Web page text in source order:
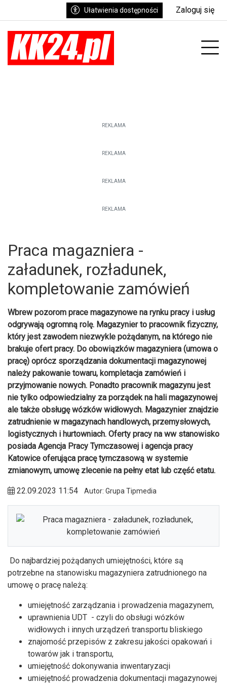
Ułatwienia dostępności Zaloguj się
REKLAMA
REKLAMA
REKLAMA
REKLAMA
Praca magazniera -
załadunek, rozładunek,
kompletowanie zamówień
Wbrew pozorom prace magazynowe na rynku pracy i usług
odgrywają ogromną rolę. Magazynier to pracownik fizyczny,
który jest zawodem niezwykle pożądanym, na którego nie
brakuje ofert pracy. Do obowiązków magazyniera (umowa o
pracę) oprócz sporządzania dokumentacji magazynowej
należy pakowanie towaru, kompletacja zamówień i
przyjmowanie nowych. Ponadto pracownik magazynu jest
nie tylko odpowiedzialny za porządek na hali magazynowej
ale także obsługę wózków widłowych. Magazynier znajdzie
zatrudnienie w magazynach handlowych, przemysłowych,
logistycznych i hurtowniach. Oferty pracy na ww stanowisko
posiada Agencja Pracy Tymczasowej i agencja pracy
Katowice oferująca pracę tymczasową w systemie
zmianowym, umowę zlecenie na pełny etat lub część etatu.
22.09.2023 11:54 Autor: Grupa Tipmedia
Do najbardziej pożądanych umiejętności, które są
potrzebne na stanowisku magazyniera zatrudnionego na
umowę o pracę należą:
umiejętność zarządzania i prowadzenia magazynem,
uprawnienia UDT - czyli do obsługi wózków
widłowych i innych urządzeń transportu bliskiego
znajomość przepisów z zakresu jakości opakowań i
towarów jak i transportu,
umiejętność dokonywania inwentaryzacji
umiejętność prowadzenia dokumentacji magazynowej